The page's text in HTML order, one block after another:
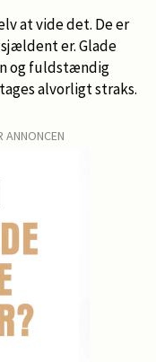
at vide det. De er
er. Glade
og fuldstændig
alvorligt straks.
ANNONCEN